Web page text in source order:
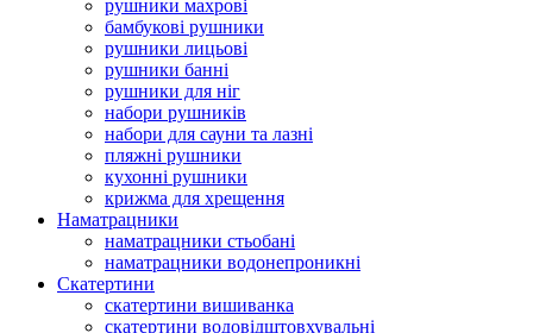
рушники махрові
бамбукові рушники
рушники лицьові
рушники банні
рушники для ніг
набори рушників
набори для сауни та лазні
пляжні рушники
кухонні рушники
крижма для хрещення
Наматрацники
наматрацники стьобані
наматрацники водонепроникні
Скатертини
скатертини вишиванка
скатертини водовідштовхувальні